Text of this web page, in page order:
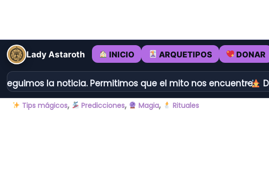
Lady Astaroth INICIO ARQUETIPOS DONAR
la noticia. Permitimos que el mito nos encuentre.
Tips mágicos, Predicciones, Magia, Rituales